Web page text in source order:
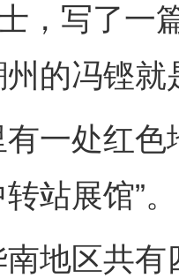
，写了
的冯铿就
处红色
站展馆”。
区共有